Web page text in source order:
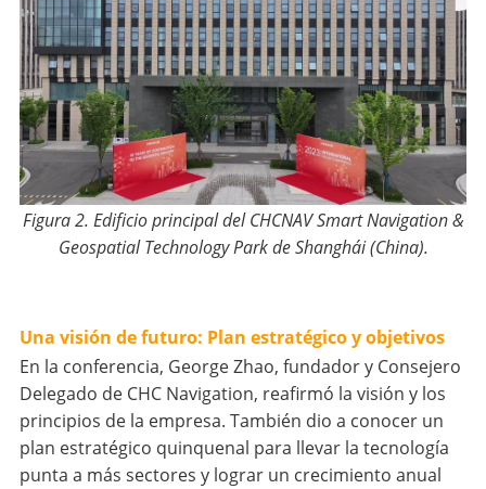
Figura 2. Edificio principal del CHCNAV Smart Navigation &
Geospatial Technology Park de Shanghái (China).
Una visión de futuro: Plan estratégico y objetivos
En la conferencia, George Zhao, fundador y Consejero
Delegado de CHC Navigation, reafirmó la visión y los
principios de la empresa. También dio a conocer un
plan estratégico quinquenal para llevar la tecnología
punta a más sectores y lograr un crecimiento anual